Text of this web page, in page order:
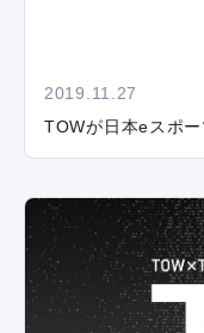
2019.11.27
TOWが日本eスポ